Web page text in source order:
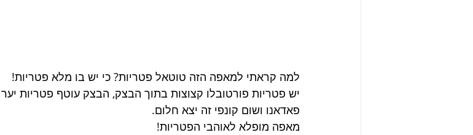
למה קראתי למאפה הזה טוטאל פטריות? כי יש בו מלא פטריות!
יש פטריות פורטובלו קצוצות בתוך הבצק, הבצק עוטף פטריות
פאדאנו ושום קונפי זה יצא חלום.
מאפה מופלא לאוהבי הפטריות!